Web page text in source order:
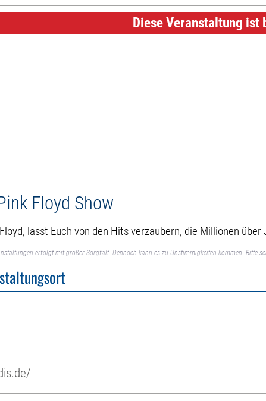
Diese Veranstaltung ist
Floyd Show
lasst Euch von den Hits verzaubern, die Millionen
erfolgt mit großer Sorgfalt. Dennoch kann es zu Unstimmigkeiten kommen. Bitte